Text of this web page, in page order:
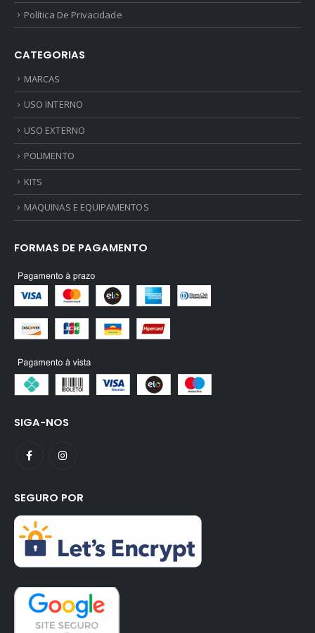
Política De Privacidade
CATEGORIAS
MARCAS
USO INTERNO
USO EXTERNO
POLIMENTO
KITS
MAQUINAS E EQUIPAMENTOS
FORMAS DE PAGAMENTO
SIGA-NOS
SEGURO POR